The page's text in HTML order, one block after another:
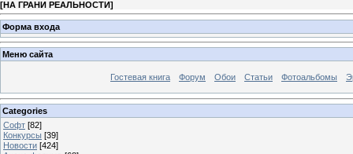
[НА ГРАНИ РЕАЛЬНОСТИ]
Форма входа
Меню сайта
Гостевая книга Форум Обои Статьи Фотоальбомы
Categories
Софт [82]
Конкурсы [39]
Новости [424]